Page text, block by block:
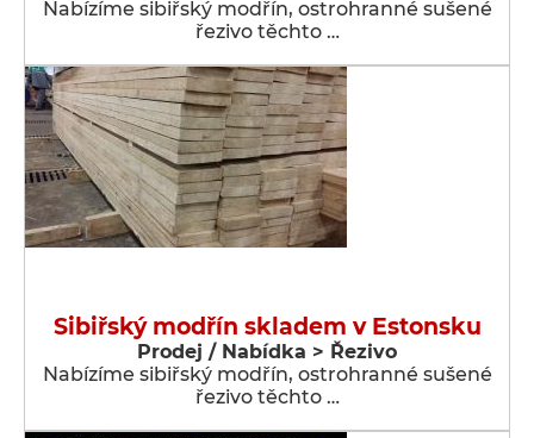
Nabízíme sibiřský modřín, ostrohranné sušené
řezivo těchto …
Sibiřský modřín skladem v Estonsku
Prodej / Nabídka > Řezivo
Nabízíme sibiřský modřín, ostrohranné sušené
řezivo těchto …